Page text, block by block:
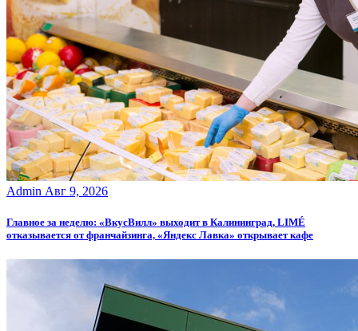
Admin Авг 9, 2026
Главное за неделю: «ВкусВилл» выходит в Калининград, LIMÉ
отказывается от франчайзинга, «Яндекс Лавка» открывает кафе